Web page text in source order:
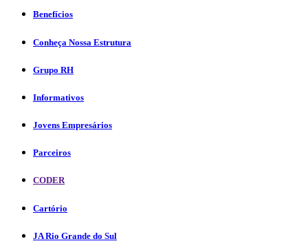
Benefícios
Conheça Nossa Estrutura
Grupo RH
Informativos
Jovens Empresários
Parceiros
CODER
Cartório
JA Rio Grande do Sul